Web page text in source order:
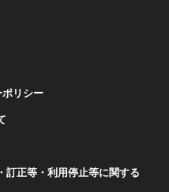
リシー
訂正等・利用停止等に関する